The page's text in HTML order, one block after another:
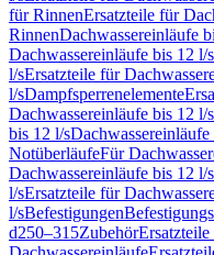
für RinnenErsatzteile für
RinnenDachwassereinläufe
Dachwassereinläufe bis 12 l/s
l/sErsatzteile für
l/sDampfsperrenelemente
Dachwassereinläufe bis 12 l/s
bis 12 l/s
NotüberläufeFür
Dachwassereinläufe bis 12 l/s
l/sErsatzteile für
l/sBefestigungen
d250–315Zubehör